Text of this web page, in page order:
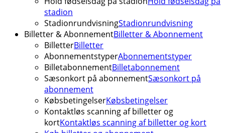
stadion
StadionrundvisningStadionrundvisning
Billetter & AbonnementBilletter & Abonnement
BilletterBilletter
AbonnementstyperAbonnementstyper
BilletabonnementBilletabonnement
Sæsonkort på abonnementSæsonkort på
abonnement
KøbsbetingelserKøbsbetingelser
Kontaktløs scanning af billetter og
kortKontaktløs scanning af billetter og kort